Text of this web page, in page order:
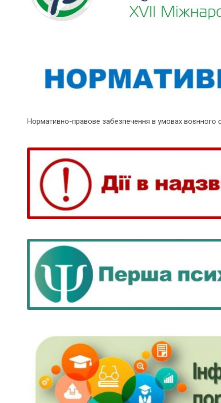
Нормативно-правове забезпечення в умовах воєнного